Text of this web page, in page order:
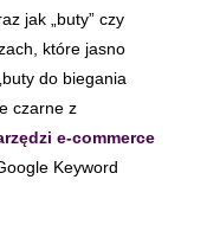
jak „buty” czy
które jasno
do biegania
czarne z
e-commerce
Keyword